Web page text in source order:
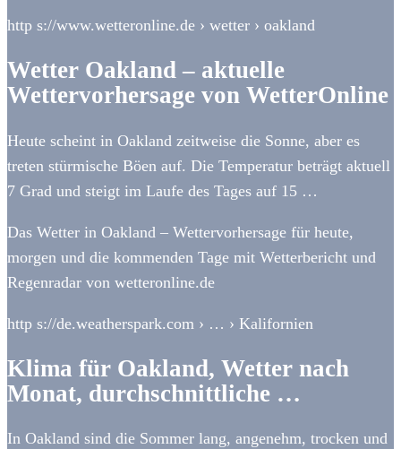
http s://www.wetteronline.de › wetter › oakland
Wetter Oakland – aktuelle
Wettervorhersage von WetterOnline
Heute scheint in Oakland zeitweise die Sonne, aber es
treten stürmische Böen auf. Die Temperatur beträgt aktuell
7 Grad und steigt im Laufe des Tages auf 15 …
Das Wetter in Oakland – Wettervorhersage für heute,
morgen und die kommenden Tage mit Wetterbericht und
Regenradar von wetteronline.de
http s://de.weatherspark.com › … › Kalifornien
Klima für Oakland, Wetter nach
Monat, durchschnittliche …
In Oakland sind die Sommer lang, angenehm, trocken und